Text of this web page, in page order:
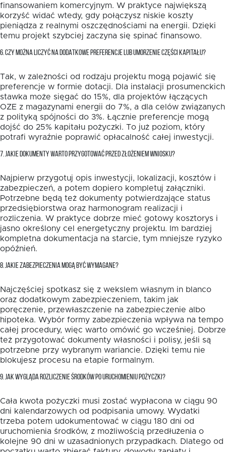
finansowaniem komercyjnym. W praktyce największą
korzyść widać wtedy, gdy połączysz niskie koszty
pieniądza z realnymi oszczędnościami na energii. Dzięki
temu projekt szybciej zaczyna się spinać finansowo.
6. CZY MOŻNA LICZYĆ NA DODATKOWE PREFERENCJE LUB UMORZENIE CZĘŚCI KAPITAŁU?
Tak, w zależności od rodzaju projektu mogą pojawić się
preferencje w formie dotacji. Dla instalacji prosumenckich
stawka może sięgać do 15%, dla projektów łączących
OZE z magazynami energii do 7%, a dla celów związanych
z polityką spójności do 3%. Łącznie preferencje mogą
dojść do 25% kapitału pożyczki. To już poziom, który
potrafi wyraźnie poprawić opłacalność całej inwestycji.
7. JAKIE DOKUMENTY WARTO PRZYGOTOWAĆ PRZED ZŁOŻENIEM WNIOSKU?
Najpierw przygotuj opis inwestycji, lokalizacji, kosztów i
zabezpieczeń, a potem dopiero kompletuj załączniki.
Potrzebne będą też dokumenty potwierdzające status
przedsiębiorstwa oraz harmonogram realizacji i
rozliczenia. W praktyce dobrze mieć gotowy kosztorys i
jasno określony cel energetyczny projektu. Im bardziej
kompletna dokumentacja na starcie, tym mniejsze ryzyko
opóźnień.
8. JAKIE ZABEZPIECZENIA MOGĄ BYĆ WYMAGANE?
Najczęściej spotkasz się z wekslem własnym in blanco
oraz dodatkowym zabezpieczeniem, takim jak
poręczenie, przewłaszczenie na zabezpieczenie albo
hipoteka. Wybór formy zabezpieczenia wpływa na tempo
całej procedury, więc warto omówić go wcześniej. Dobrze
też przygotować dokumenty własności i polisy, jeśli są
potrzebne przy wybranym wariancie. Dzięki temu nie
blokujesz procesu na etapie formalnym.
9. JAK WYGLĄDA ROZLICZENIE ŚRODKÓW PO URUCHOMIENIU POŻYCZKI?
Cała kwota pożyczki musi zostać wypłacona w ciągu 90
dni kalendarzowych od podpisania umowy. Wydatki
trzeba potem udokumentować w ciągu 180 dni od
uruchomienia środków, z możliwością przedłużenia o
kolejne 90 dni w uzasadnionych przypadkach. Dlatego od